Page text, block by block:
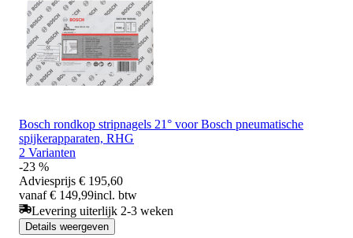
Bosch rondkop stripnagels 21° voor Bosch pneumatische
spijkerapparaten, RHG
2 Varianten
-23 %
Adviesprijs € 195,60
vanaf € 149,99incl. btw
Levering uiterlijk 2-3 weken
Details weergeven